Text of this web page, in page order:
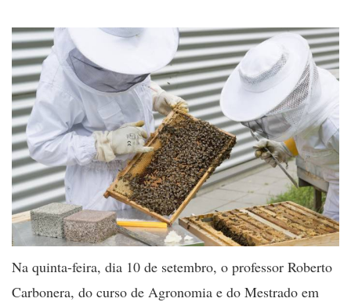
Na quinta-feira, dia 10 de setembro, o professor Roberto
Carbonera, do curso de Agronomia e do Mestrado em